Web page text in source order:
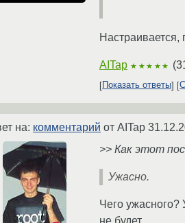
Настраивается,
AITap ★★★★★ (
Показать ответы
на: комментарий от AITap
>> Как этот
Ужасно.
Чего ужасного?
не будет.